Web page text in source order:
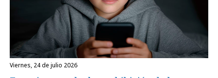
viernes, 24 de julio 2026